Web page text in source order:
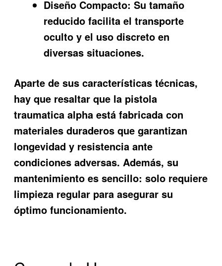
Diseño Compacto: Su tamaño
reducido facilita el transporte
oculto y el uso discreto en
diversas situaciones.
Aparte de sus características técnicas,
hay que resaltar que la pistola
traumatica alpha está fabricada con
materiales duraderos que garantizan
longevidad y resistencia ante
condiciones adversas. Además, su
mantenimiento es sencillo: solo requiere
limpieza regular para asegurar su
óptimo funcionamiento.